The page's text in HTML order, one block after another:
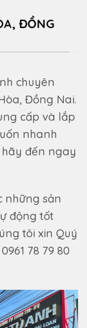
ĐỒNG
chuyên
Đồng Nai.
cấp và lắp
nhanh
đến ngay
những sản
động tốt
tôi xin Quý
78 79 80